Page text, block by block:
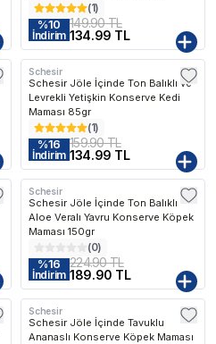
(1)
%10
İndirim
149.90 TL
134.99 TL
Schesir
Schesir Jöle İçinde Ton Balıklı ve
Levrekli Yetişkin Konserve Kedi
Maması 85gr
(1)
%16
İndirim
159.90 TL
134.99 TL
Schesir
Schesir Jöle İçinde Ton Balıklı
Aloe Veralı Yavru Konserve Köpek
Maması 150gr
(0)
%16
İndirim
224.90 TL
189.90 TL
Schesir
Schesir Jöle İçinde Tavuklu
Ananaslı Konserve Köpek Maması